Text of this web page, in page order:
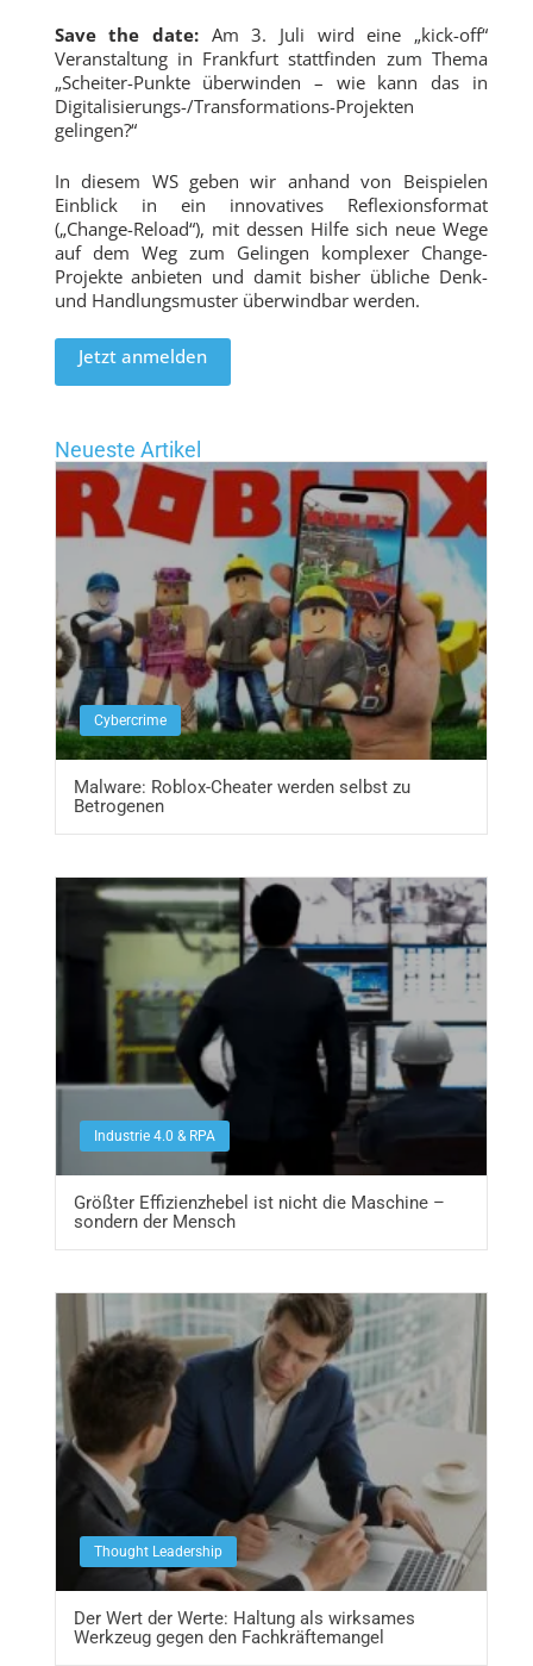
Save the date: Am 3. Juli wird eine „kick-off“
Veranstaltung in Frankfurt stattfinden zum Thema
„Scheiter-Punkte überwinden – wie kann das in
Digitalisierungs-/Transformations-Projekten
gelingen?“
In diesem WS geben wir anhand von Beispielen
Einblick in ein innovatives Reflexionsformat
(„Change-Reload“), mit dessen Hilfe sich neue Wege
auf dem Weg zum Gelingen komplexer Change-
Projekte anbieten und damit bisher übliche Denk-
und Handlungsmuster überwindbar werden.
Jetzt anmelden
Neueste Artikel
Cybercrime
Malware: Roblox-Cheater werden selbst zu
Betrogenen
Industrie 4.0 & RPA
Größter Effizienzhebel ist nicht die Maschine –
sondern der Mensch
Thought Leadership
Der Wert der Werte: Haltung als wirksames
Werkzeug gegen den Fachkräftemangel